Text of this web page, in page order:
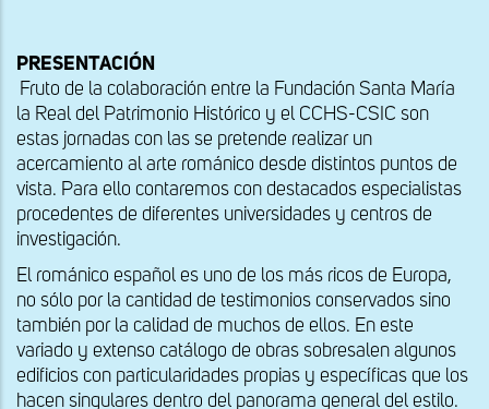
PRESENTACIÓN
Fruto de la colaboración entre la Fundación Santa María
la Real del Patrimonio Histórico y el CCHS-CSIC son
estas jornadas con las se pretende realizar un
acercamiento al arte románico desde distintos puntos de
vista. Para ello contaremos con destacados especialistas
procedentes de diferentes universidades y centros de
investigación.
El románico español es uno de los más ricos de Europa,
no sólo por la cantidad de testimonios conservados sino
también por la calidad de muchos de ellos. En este
variado y extenso catálogo de obras sobresalen algunos
edificios con particularidades propias y específicas que los
hacen singulares dentro del panorama general del estilo.